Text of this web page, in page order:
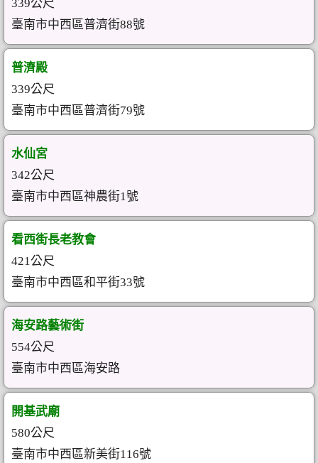
339公尺
臺南市中西區普濟街88號
普濟殿
339公尺
臺南市中西區普濟街79號
水仙宮
342公尺
臺南市中西區神農街1號
看西街長老教會
421公尺
臺南市中西區和平街33號
海安路藝術街
554公尺
臺南市中西區海安路
開基武廟
580公尺
臺南市中西區新美街116號